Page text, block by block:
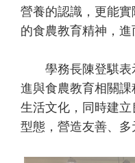
營養的認識，更能實
的食農教育精神，進
學務長陳登騏表
進與食農教育相關
生活文化，同時建
型態，營造友善、多